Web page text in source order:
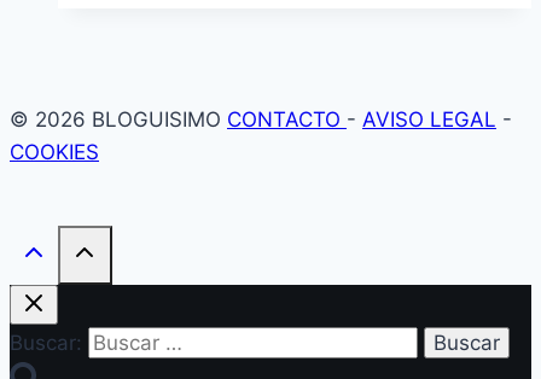
© 2026 BLOGUISIMO CONTACTO - AVISO LEGAL -
COOKIES
Buscar: